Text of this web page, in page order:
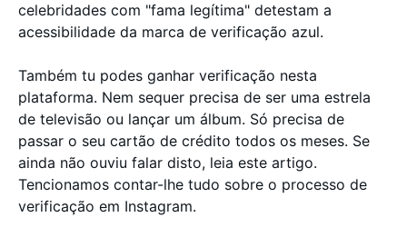
celebridades com "fama legítima" detestam a
acessibilidade da marca de verificação azul.
Também tu podes ganhar verificação nesta
plataforma. Nem sequer precisa de ser uma estrela
de televisão ou lançar um álbum. Só precisa de
passar o seu cartão de crédito todos os meses. Se
ainda não ouviu falar disto, leia este artigo.
Tencionamos contar-lhe tudo sobre o processo de
verificação em Instagram.